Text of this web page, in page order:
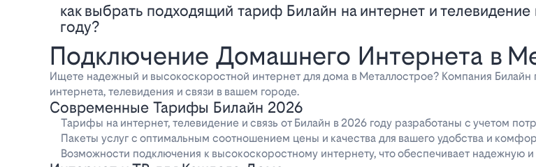
Как выбрать подходящий тариф Билайн на интернет и телевидение в 2026
году?
Подключение Домашнего Интернета в
Ищете надежный и высокоскоростной интернет для дома в Металлострое? Компания
интернета, телевидения и связи в вашем городе.
Современные Тарифы Билайн 2026
Тарифы на интернет, телевидение и связь от Билайн в 2026 году разработаны с учетом
Пакеты услуг с оптимальным соотношением цены и качества для вашего удобства и
Возможности подключения к высокоскоростному интернету, что обеспечивает надежную и